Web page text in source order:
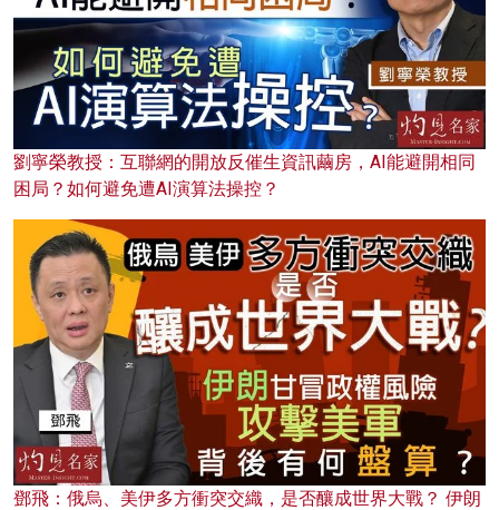
劉寧榮教授：互聯網的開放反催生資訊繭房，AI能避開相同
困局？如何避免遭AI演算法操控？
鄧飛：俄烏、美伊多方衝突交織，是否釀成世界大戰？ 伊朗